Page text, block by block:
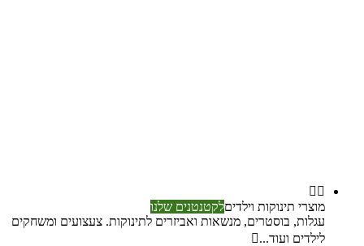
 
מוצרי תינוקות וילדיםלקטנטנים שלנו
עגלות, בוסטרים, מנשאות ואביזרים לתינוקות. צעצועים ומשחקים
לילדים ועוד...